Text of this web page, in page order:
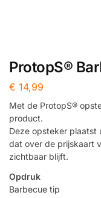
ProtopS®
€ 14,99
Met de ProtopS®
product.
Deze opsteker plaatst
dat over de prijskaart
zichtbaar blijft.
Opdruk
Barbecue tip